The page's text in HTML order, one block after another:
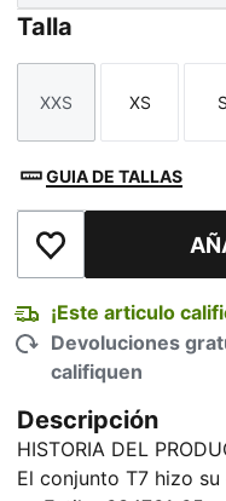
Talla
Talla
XXS
Talla
XS S
GUIA DE TALLAS
Añadir a la lista de
¡Este articulo
Devoluciones
califiquen
Descripción
HISTORIA DEL
El conjunto T7 hizo